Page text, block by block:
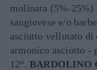
molinara (5%-25%)
sangiovese e/o
asciutto vellutato di
armonico asciutto -
12°. BARDOLINO